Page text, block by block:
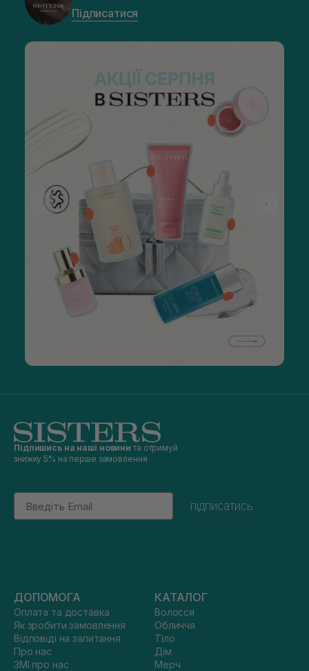
Підписатися
Підпишись на наші новини та отримуй
знижку 5% на перше замовлення
Email
підписатись
ДОПОМОГА
Оплата та доставка
Як зробити замовлення
Відповіді на запитання
Про нас
ЗМІ про нас
КАТАЛОГ
Волосся
Обличчя
Тіло
Дім
Мерч